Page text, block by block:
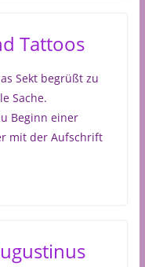
Tattoos
Sekt begrüßt zu
Sache.
Beginn einer
mit der Aufschrift